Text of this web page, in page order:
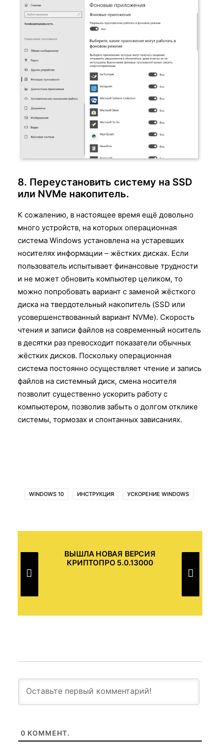
8. Переустановить систему на SSD
или NVMe накопитель.
К сожалению, в настоящее время ещё довольно
много устройств, на которых операционная
система Windows установлена на устаревших
носителях информации – жёстких дисках. Если
пользователь испытывает финансовые трудности
и не может обновить компьютер целиком, то
можно попробовать вариант с заменой жёсткого
диска на твердотельный накопитель (SSD или
усовершенствованный вариант NVMe). Скорость
чтения и записи файлов на современный носитель
в десятки раз превосходит показатели обычных
жёстких дисков. Поскольку операционная
система постоянно осуществляет чтение и запись
файлов на системный диск, смена носителя
позволит существенно ускорить работу с
компьютером, позволив забыть о долгом отклике
системы, тормозах и спонтанных зависаниях.
WINDOWS 10 ИНСТРУКЦИЯ УСКОРЕНИЕ WINDOWS
ВЫШЛА НОВАЯ ВЕРСИЯ
КРИПТОПРО 5.0.13000
0 КОММЕНТ.